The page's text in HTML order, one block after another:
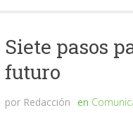
Siete pasos
futuro
por Redacción en